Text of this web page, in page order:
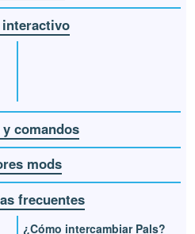
interactivo
comandos
mods
frecuentes
¿Cómo intercambiar Pals?